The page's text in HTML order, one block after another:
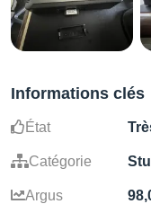
Informations clés
État
Catégorie
Argus